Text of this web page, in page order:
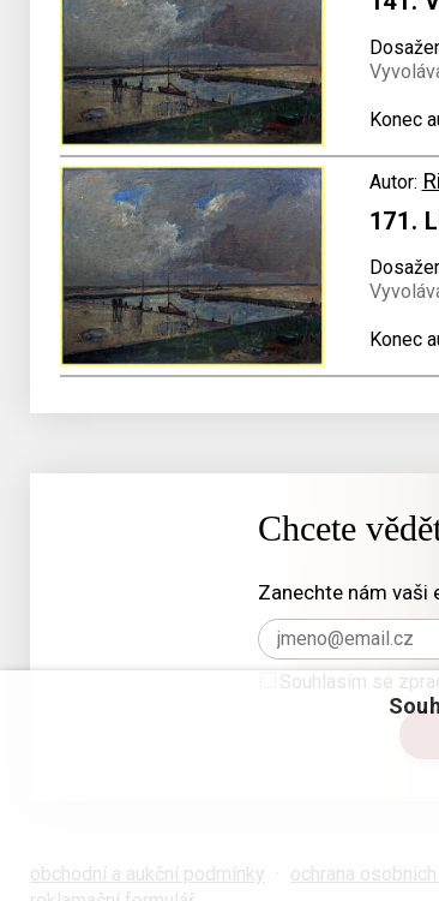
Konec
Autor:
171.
Konec
Chcete
Zanechte nám vaši
Souhlasím se
obchodní a aukční podmínky · ochrana osobních